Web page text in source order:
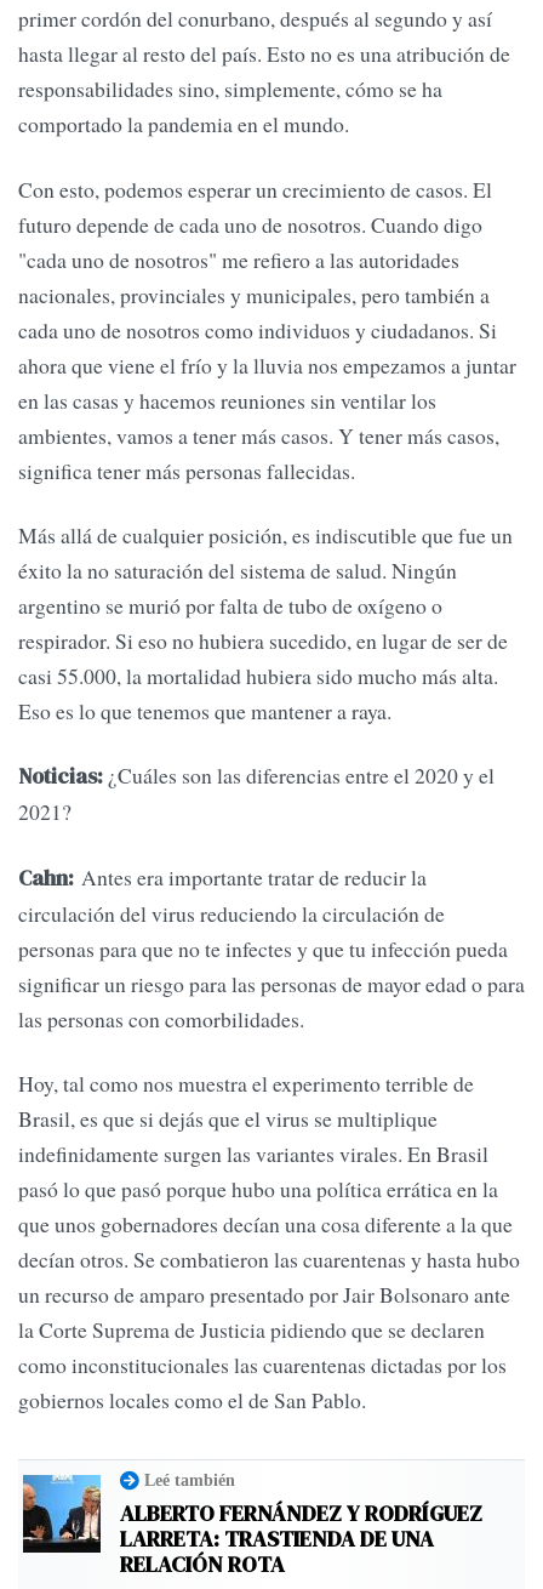
primer cordón del conurbano, después al segundo y así
hasta llegar al resto del país. Esto no es una atribución de
responsabilidades sino, simplemente, cómo se ha
comportado la pandemia en el mundo.
Con esto, podemos esperar un crecimiento de casos. El
futuro depende de cada uno de nosotros. Cuando digo
"cada uno de nosotros" me refiero a las autoridades
nacionales, provinciales y municipales, pero también a
cada uno de nosotros como individuos y ciudadanos. Si
ahora que viene el frío y la lluvia nos empezamos a juntar
en las casas y hacemos reuniones sin ventilar los
ambientes, vamos a tener más casos. Y tener más casos,
significa tener más personas fallecidas.
Más allá de cualquier posición, es indiscutible que fue un
éxito la no saturación del sistema de salud. Ningún
argentino se murió por falta de tubo de oxígeno o
respirador. Si eso no hubiera sucedido, en lugar de ser de
casi 55.000, la mortalidad hubiera sido mucho más alta.
Eso es lo que tenemos que mantener a raya.
Noticias: ¿Cuáles son las diferencias entre el 2020 y el
2021?
Cahn: Antes era importante tratar de reducir la
circulación del virus reduciendo la circulación de
personas para que no te infectes y que tu infección pueda
significar un riesgo para las personas de mayor edad o para
las personas con comorbilidades.
Hoy, tal como nos muestra el experimento terrible de
Brasil, es que si dejás que el virus se multiplique
indefinidamente surgen las variantes virales. En Brasil
pasó lo que pasó porque hubo una política errática en la
que unos gobernadores decían una cosa diferente a la que
decían otros. Se combatieron las cuarentenas y hasta hubo
un recurso de amparo presentado por Jair Bolsonaro ante
la Corte Suprema de Justicia pidiendo que se declaren
como inconstitucionales las cuarentenas dictadas por los
gobiernos locales como el de San Pablo.
Leé también
ALBERTO FERNÁNDEZ Y RODRÍGUEZ
LARRETA: TRASTIENDA DE UNA
RELACIÓN ROTA